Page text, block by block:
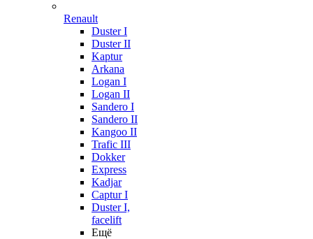
Renault
Duster I
Duster II
Kaptur
Arkana
Logan I
Logan II
Sandero I
Sandero II
Kangoo II
Trafic III
Dokker
Express
Kadjar
Captur I
Duster I,
facelift
Ещё